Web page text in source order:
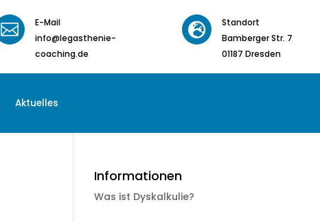

E-Mail
info@legasthenie-
coaching.de

Standort
Bamberger Str. 7
01187 Dresden
Aktuelles
Informationen
Was ist Dyskalkulie?